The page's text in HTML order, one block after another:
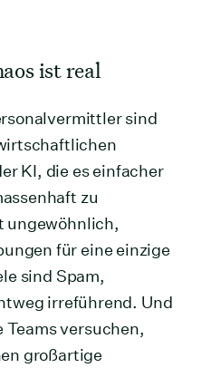
ist real
sind
KI, die es einfacher
zu
ungewöhnlich,
für eine einzige
sind Spam,
irreführend. Und
versuchen,
großartige